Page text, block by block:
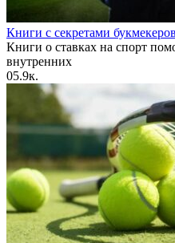
Книги с секретами
Книги о ставках на спорт
внутренних
05.9к.